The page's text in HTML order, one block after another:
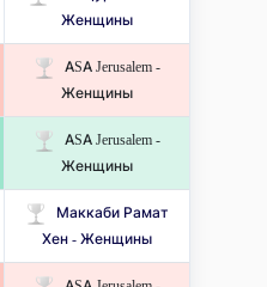
Женщины
ASA Jerusalem -
Женщины
ASA Jerusalem -
Женщины
Маккаби Рамат
Хен - Женщины